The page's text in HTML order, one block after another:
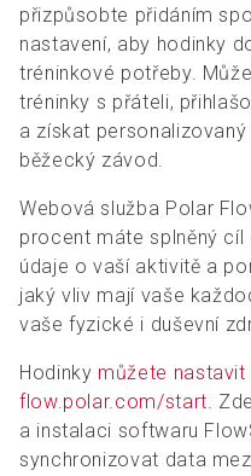
přizpůsobte přidáním
nastavení, aby hodinky
tréninkové potřeby.
tréninky s přáteli,
a získat
běžecký závod.
Webová služba Polar
procent máte splněný
údaje o vaší aktivitě a
jaký vliv mají vaše
vaše fyzické i duševní
Hodinky můžete nastavit
flow.polar.com/start.
a instalaci softwaru
synchronizovat data